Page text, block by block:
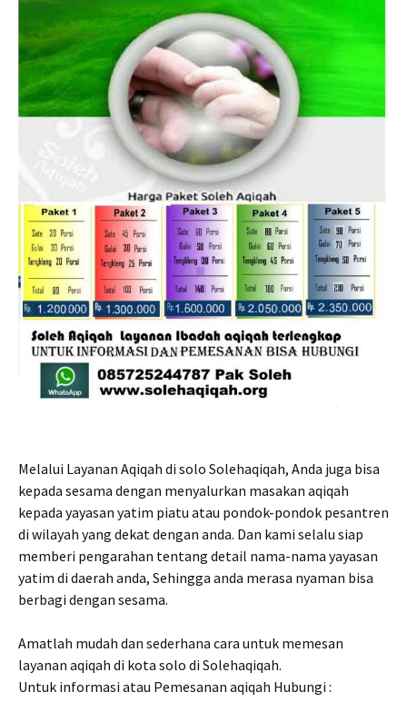
Melalui Layanan Aqiqah di solo Solehaqiqah, Anda juga bisa
kepada sesama dengan menyalurkan masakan aqiqah
kepada yayasan yatim piatu atau pondok-pondok pesantren
di wilayah yang dekat dengan anda. Dan kami selalu siap
memberi pengarahan tentang detail nama-nama yayasan
yatim di daerah anda, Sehingga anda merasa nyaman bisa
berbagi dengan sesama.
Amatlah mudah dan sederhana cara untuk memesan
layanan aqiqah di kota solo di Solehaqiqah.
Untuk informasi atau Pemesanan aqiqah Hubungi :